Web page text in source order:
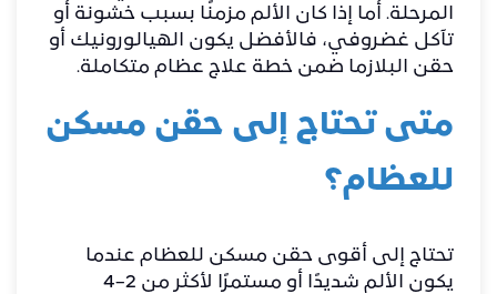
المرحلة. أما إذا كان الألم مزمنًا بسبب خشونة أو
تآكل غضروفي، فالأفضل يكون الهيالورونيك أو
حقن البلازما ضمن خطة علاج عظام متكاملة.
متى تحتاج إلى حقن مسكن
للعظام؟
تحتاج إلى أقوى حقن مسكن للعظام عندما
يكون الألم شديدًا أو مستمرًا لأكثر من 2–4